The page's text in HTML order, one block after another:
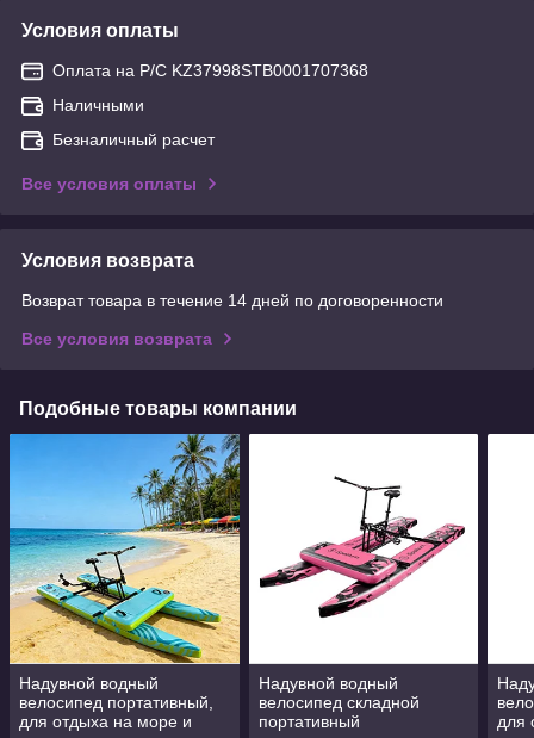
Условия оплаты
Оплата на Р/С KZ37998STB0001707368
Наличными
Безналичный расчет
Все условия оплаты
Условия возврата
Возврат товара в течение 14 дней по договоренности
Все условия возврата
Подобные товары компании
Надувной водный
велосипед портативный,
для отдыха на море и
Надувной водный
велосипед складной
портативный
для